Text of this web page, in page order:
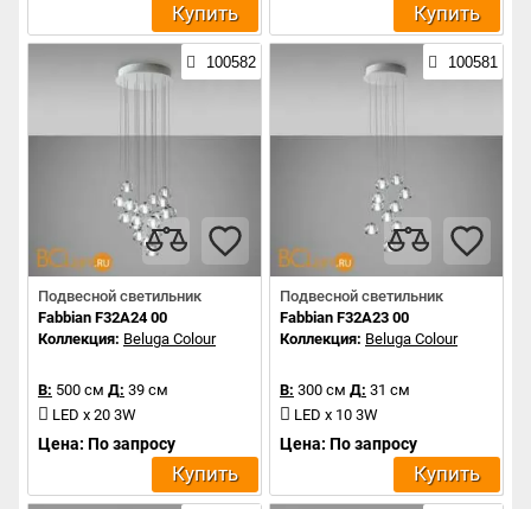
Купить Купить
100582
Подвесной светильник
Fabbian F32A24 00
Коллекция: Beluga Colour
В: 500 см Д: 39 см
LED x 20 3W
Цена: По запросу
Купить
100581
Подвесной светильник
Fabbian F32A23 00
Коллекция: Beluga Colour
В: 300 см Д: 31 см
LED x 10 3W
Цена: По запросу
Купить